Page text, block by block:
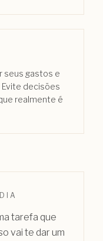
seus gastos e
Evite decisões
realmente é
tarefa que
vai te dar um